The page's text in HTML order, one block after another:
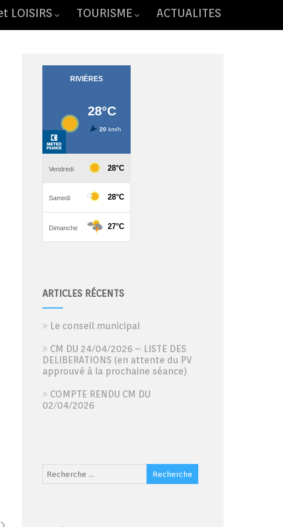
LOISIRS TOURISME ACTUALITES
ARTICLES RÉCENTS
Le conseil municipal
CM DU 24/04/2026 – LISTE DES
DELIBERATIONS (en attente du PV
approuvé à la prochaine séance)
COMPTE RENDU CM DU
02/04/2026